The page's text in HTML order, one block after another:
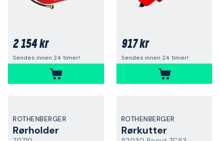
2 154 kr
Sendes innen 24 timer!
917 kr
Sendes innen 24 timer!
ROTHENBERGER
Rørholder
ROTHENBERGER
Rørkutter